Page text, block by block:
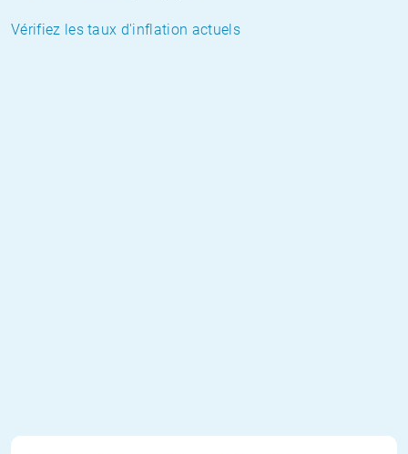
Vérifiez les taux d'inflation actuels